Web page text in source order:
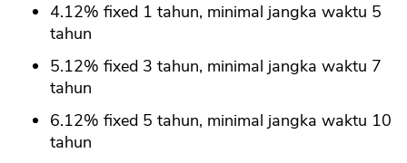
4.12% fixed 1 tahun, minimal jangka waktu 5
tahun
5.12% fixed 3 tahun, minimal jangka waktu 7
tahun
6.12% fixed 5 tahun, minimal jangka waktu 10
tahun